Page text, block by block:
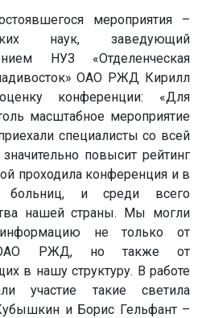
мероприятия –
наук, заведующий
НУЗ «Отделенческая
ОАО РЖД Кирилл
конференции: «Для
масштабное мероприятие
специалисты со всей
повысит рейтинг
проходила конференция и в
больниц, и среди всего
нашей страны. Мы могли
не только от
ОАО РЖД, но также от
в нашу структуру. В работе
участие такие светила
и Борис Гельфант –